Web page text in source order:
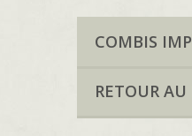
COMBIS
RETOUR